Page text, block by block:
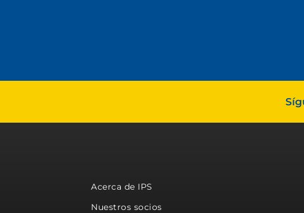
Acerca de IPS
Nuestros socios